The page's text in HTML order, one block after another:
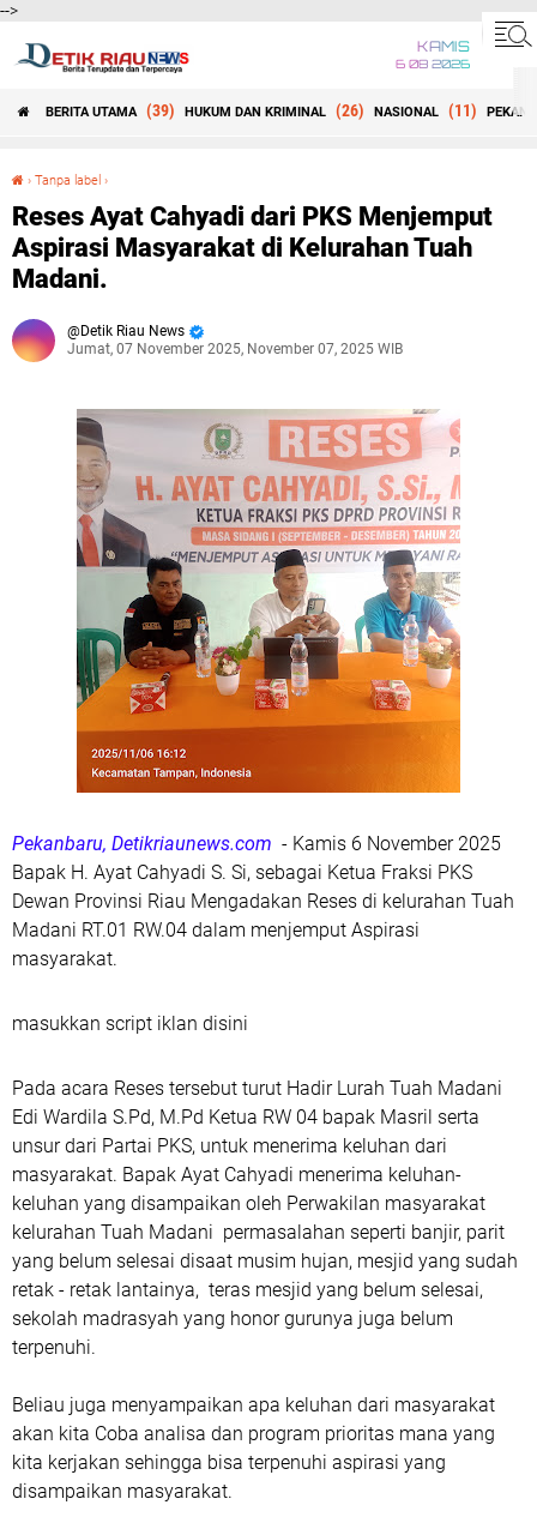
-->
KAMIS
6 08 2026
BERITA UTAMA (39) HUKUM DAN KRIMINAL (26) NASIONAL (11)
› Tanpa label ›
Reses Ayat Cahyadi dari PKS Menjemput
Aspirasi Masyarakat di Kelurahan Tuah
Madani.
Detik Riau News
Jumat, 07 November 2025, November 07, 2025 WIB
Pekanbaru, Detikriaunews.com - Kamis 6 November 2025
Bapak H. Ayat Cahyadi S. Si, sebagai Ketua Fraksi PKS
Dewan Provinsi Riau Mengadakan Reses di kelurahan Tuah
Madani RT.01 RW.04 dalam menjemput Aspirasi
masyarakat.
masukkan script iklan disini
Pada acara Reses tersebut turut Hadir Lurah Tuah Madani
Edi Wardila S.Pd, M.Pd Ketua RW 04 bapak Masril serta
unsur dari Partai PKS, untuk menerima keluhan dari
masyarakat. Bapak Ayat Cahyadi menerima keluhan-
keluhan yang disampaikan oleh Perwakilan masyarakat
kelurahan Tuah Madani permasalahan seperti banjir, parit
yang belum selesai disaat musim hujan, mesjid yang sudah
retak - retak lantainya, teras mesjid yang belum selesai,
sekolah madrasyah yang honor gurunya juga belum
terpenuhi.
Beliau juga menyampaikan apa keluhan dari masyarakat
akan kita Coba analisa dan program prioritas mana yang
kita kerjakan sehingga bisa terpenuhi aspirasi yang
disampaikan masyarakat.